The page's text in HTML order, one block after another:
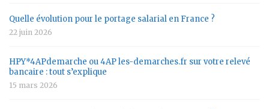
Quelle évolution pour le portage salarial en France ?
22 juin 2026
HPY*4APdemarche ou 4AP les-demarches.fr sur votre relevé
bancaire : tout s’explique
15 mars 2026